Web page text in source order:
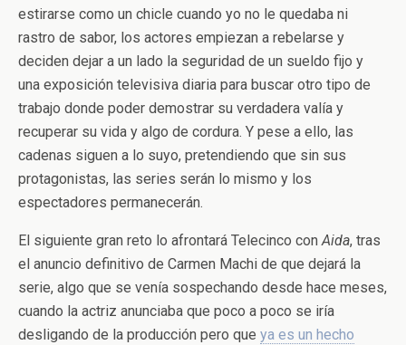
estirarse como un chicle cuando yo no le quedaba ni
rastro de sabor, los actores empiezan a rebelarse y
deciden dejar a un lado la seguridad de un sueldo fijo y
una exposición televisiva diaria para buscar otro tipo de
trabajo donde poder demostrar su verdadera valía y
recuperar su vida y algo de cordura. Y pese a ello, las
cadenas siguen a lo suyo, pretendiendo que sin sus
protagonistas, las series serán lo mismo y los
espectadores permanecerán.
El siguiente gran reto lo afrontará Telecinco conAida, tras
el anuncio definitivo de Carmen Machi de que dejará la
serie, algo que se venía sospechando desde hace meses,
cuando la actriz anunciaba que poco a poco se iría
desligando de la producción pero que ya es un hecho